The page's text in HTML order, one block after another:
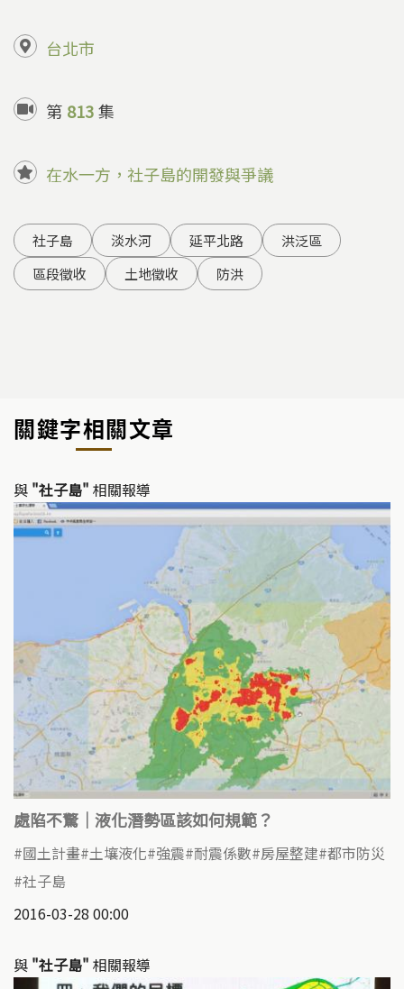
台北市
第 813集
在水一方，社子島的開發與爭議
社子島 淡水河 延平北路
洪泛區
區段徵收
土地徵收 防洪
關鍵字相關文章
與 "社子島" 相關報導
處陷不驚｜液化潛勢區該如何規範？
國土計畫 土壤液化 強震 耐震係數 房屋整建 都市防災
社子島
2016-03-28 00:00
與 "社子島" 相關報導